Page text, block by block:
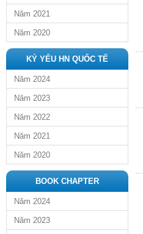
Năm 2021
Năm 2020
KỶ YẾU HN QUỐC TẾ
Năm 2024
Năm 2023
Năm 2022
Năm 2021
Năm 2020
BOOK CHAPTER
Năm 2024
Năm 2023